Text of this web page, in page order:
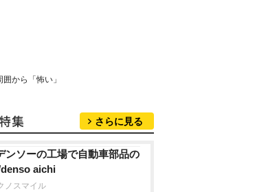
から「怖い」
さらに見る
ンソーの工場で自動車部品の
aichi
ノスマイル